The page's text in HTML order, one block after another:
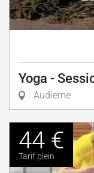
Yoga -
Audierne
44 €
Tarif plein